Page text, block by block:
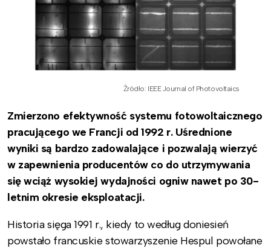
Źródło: IEEE Journal of Photovoltaics
Zmierzono efektywność systemu fotowoltaicznego
pracującego we Francji od 1992 r. Uśrednione
wyniki są bardzo zadowalające i pozwalają wierzyć
w zapewnienia producentów co do utrzymywania
się wciąż wysokiej wydajności ogniw nawet po 30-
letnim okresie eksploatacji.
Historia sięga 1991 r., kiedy to według doniesień
powstało francuskie stowarzyszenie Hespul powołane